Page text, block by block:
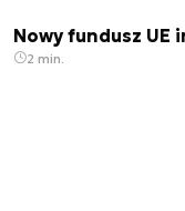
Nowy fundusz UE
2 min.